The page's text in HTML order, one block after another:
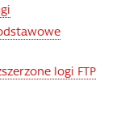
logi FTP